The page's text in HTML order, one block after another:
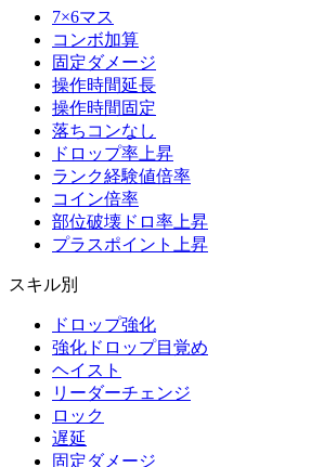
7×6マス
コンボ加算
固定ダメージ
操作時間延長
操作時間固定
落ちコンなし
ドロップ率上昇
ランク経験値倍率
コイン倍率
部位破壊ドロ率上昇
プラスポイント上昇
スキル別
ドロップ強化
強化ドロップ目覚め
ヘイスト
リーダーチェンジ
ロック
遅延
固定ダメージ